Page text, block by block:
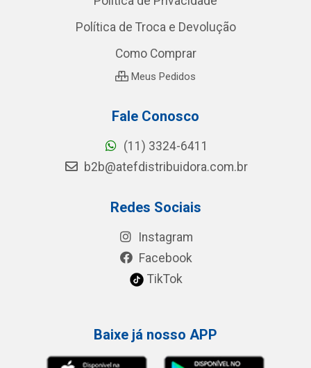
Política de Troca e Devolução
Como Comprar
Meus Pedidos
Fale Conosco
(11) 3324-6411
b2b@atefdistribuidora.com.br
Redes Sociais
Instagram
Facebook
TikTok
Baixe já nosso APP